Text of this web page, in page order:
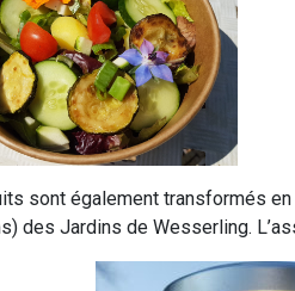
sont également transformés
des Jardins de Wesserling.